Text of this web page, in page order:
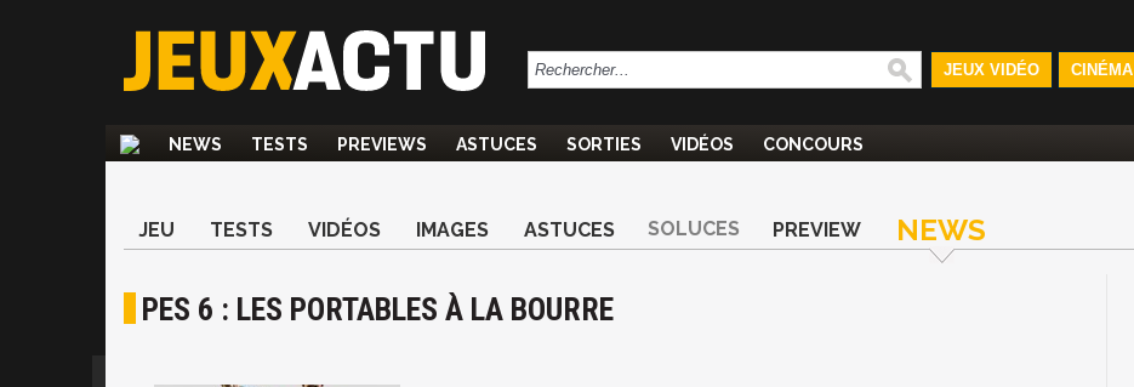
JEUX VIDÉO CINÉMA
NEWS TESTS PREVIEWS ASTUCES SORTIES VIDÉOS CONCOURS
JEU TESTS VIDÉOS IMAGES ASTUCES SOLUCES PREVIEW NEWS
PES 6 : LES PORTABLES À LA BOURRE